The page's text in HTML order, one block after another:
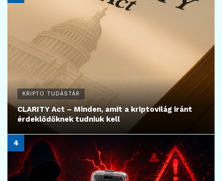
KRIPTO TUDÁSTÁR
CLARITY Act – Minden, amit a kriptovilág iránt
érdeklődőknek tudniuk kell